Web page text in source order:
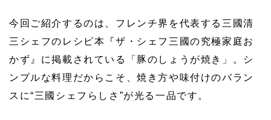
今回ご紹介するのは、フレンチ界を代表する三國清
三シェフのレシピ本『ザ・シェフ三國の究極家庭お
かず』に掲載されている「豚のしょうが焼き」。シ
ンプルな料理だからこそ、焼き方や味付けのバラン
スに“三國シェフらしさ”が光る一品です。